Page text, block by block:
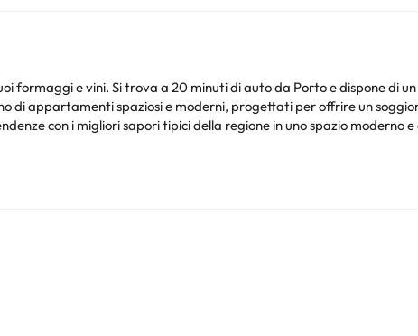
formaggi e vini. Si trova a 20 minuti di auto da Porto e dispone di
di appartamenti spaziosi e moderni, progettati per offrire un
con i migliori sapori tipici della regione in uno spazio moderno
Si prega di verificare le tariffe direttamente con la struttura.
Puoi consultare le relative tariffe direttamente presso la struttura.